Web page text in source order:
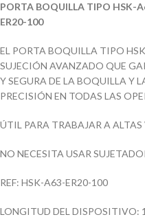
PORTA BOQUILLA TIPO HSK-
ER20-100
EL PORTA BOQUILLA TIPO
SUJECIÓN AVANZADO QUE
Y SEGURA DE LA BOQUILLA Y
PRECISIÓN EN TODAS LAS
ÚTIL PARA TRABAJAR A
NO NECESITA USAR
REF: HSK-A63-ER20-100
LONGITUD DEL DISPOSITIVO: